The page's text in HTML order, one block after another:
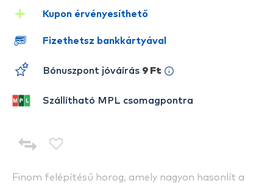
Finom felépítésű horog, amely nagyon hasonlít a
Kupon érvényesíthető
Fizethetsz bankkártyával
Bónuszpont jóváírás 9 Ft
Szállítható MPL csomagpontra